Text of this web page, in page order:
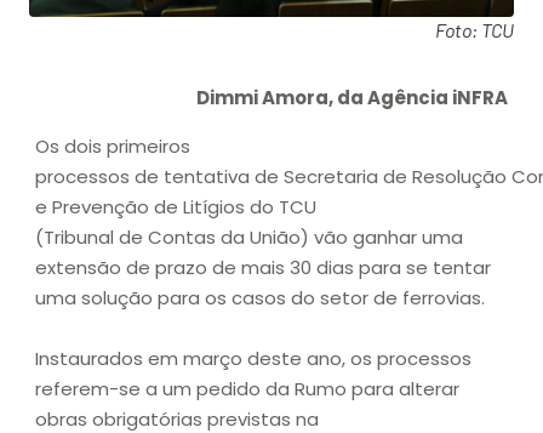
Foto: TCU
Dimmi Amora, da Agência iNFRA
Os dois primeiros
processos de tentativa de Secretaria de Resolução
e Prevenção de Litígios do TCU
(Tribunal de Contas da União) vão ganhar uma
extensão de prazo de mais 30 dias para se tentar
uma solução para os casos do setor de ferrovias.
Instaurados em março deste ano, os processos
referem-se a um pedido da Rumo para alterar
obras obrigatórias previstas na